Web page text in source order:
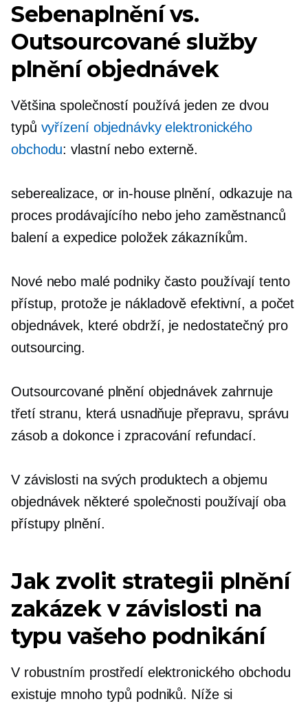
Sebenaplněnívs.
Outsourcované služby
plnění objednávek
Většina společností používá jeden ze dvou
typů vyřízení objednávky elektronického
obchodu: vlastní nebo externě.
seberealizace, or in-houseplnění, odkazuje na
proces prodávajícího nebo jeho zaměstnanců
balení a expedice položek zákazníkům.
Nové nebo malé podniky často používají tento
přístup, protože je nákladově efektivní, a počet
objednávek, které obdrží, je nedostatečný pro
outsourcing.
Outsourcované plnění objednávek zahrnuje
třetí stranu, která usnadňuje přepravu, správu
zásob a dokonce i zpracování refundací.
V závislosti na svých produktech a objemu
objednávek některé společnosti používají oba
přístupy plnění.
Jak zvolit strategii plnění
zakázek v závislosti na
typu vašeho podnikání
V robustním prostředí elektronického obchodu
existuje mnoho typů podniků. Níže si